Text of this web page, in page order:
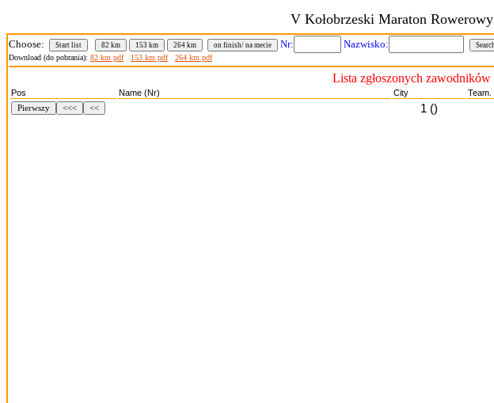
V Kołobrzeski Maraton Rowerowy
Choose:
Start list 82 km 153 km 264 km on finish/ na mecie Nr: Nazwisko:
Download (do pobrania): 82 km pdf 153 km pdf 264 km pdf
Lista zgłoszonych zawodników
Pos Name (Nr) City Team.
Pierwszy <<< << 1 ()